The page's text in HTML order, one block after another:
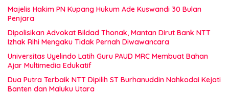
Majelis Hakim PN Kupang Hukum Ade Kuswandi 30 Bulan
Penjara
Dipolisikan Advokat Bildad Thonak, Mantan Dirut Bank NTT
Izhak Rihi Mengaku Tidak Pernah Diwawancara
Universitas Uyelindo Latih Guru PAUD MRC Membuat Bahan
Ajar Multimedia Edukatif
Dua Putra Terbaik NTT Dipilih ST Burhanuddin Nahkodai Kejati
Banten dan Maluku Utara